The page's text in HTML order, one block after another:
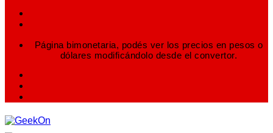
Página bimonetaria, podés ver los precios en pesos o
dólares modificándolo desde el convertor.